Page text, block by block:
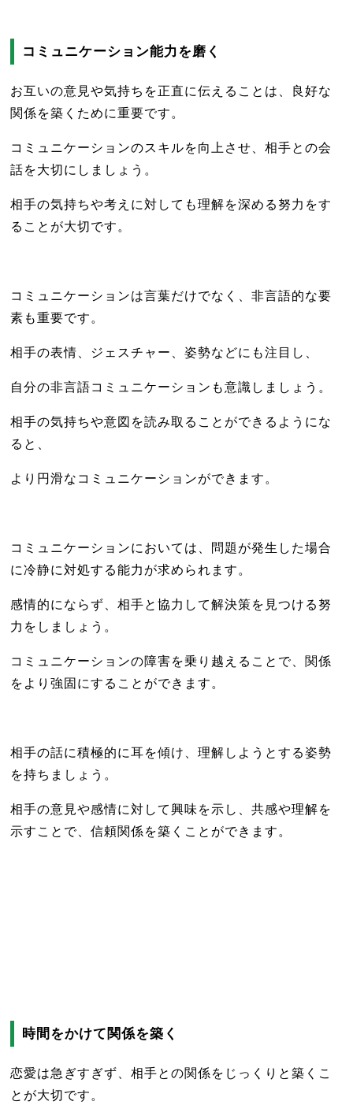
コミュニケーション能力を磨く
お互いの意見や気持ちを正直に伝えることは、良好な
関係を築くために重要です。
コミュニケーションのスキルを向上させ、相手との会
話を大切にしましょう。
相手の気持ちや考えに対しても理解を深める努力をす
ることが大切です。
コミュニケーションは言葉だけでなく、非言語的な要
素も重要です。
相手の表情、ジェスチャー、姿勢などにも注目し、
自分の非言語コミュニケーションも意識しましょう。
相手の気持ちや意図を読み取ることができるようにな
ると、
より円滑なコミュニケーションができます。
コミュニケーションにおいては、問題が発生した場合
に冷静に対処する能力が求められます。
感情的にならず、相手と協力して解決策を見つける努
力をしましょう。
コミュニケーションの障害を乗り越えることで、関係
をより強固にすることができます。
相手の話に積極的に耳を傾け、理解しようとする姿勢
を持ちましょう。
相手の意見や感情に対して興味を示し、共感や理解を
示すことで、信頼関係を築くことができます。
時間をかけて関係を築く
恋愛は急ぎすぎず、相手との関係をじっくりと築くこ
とが大切です。